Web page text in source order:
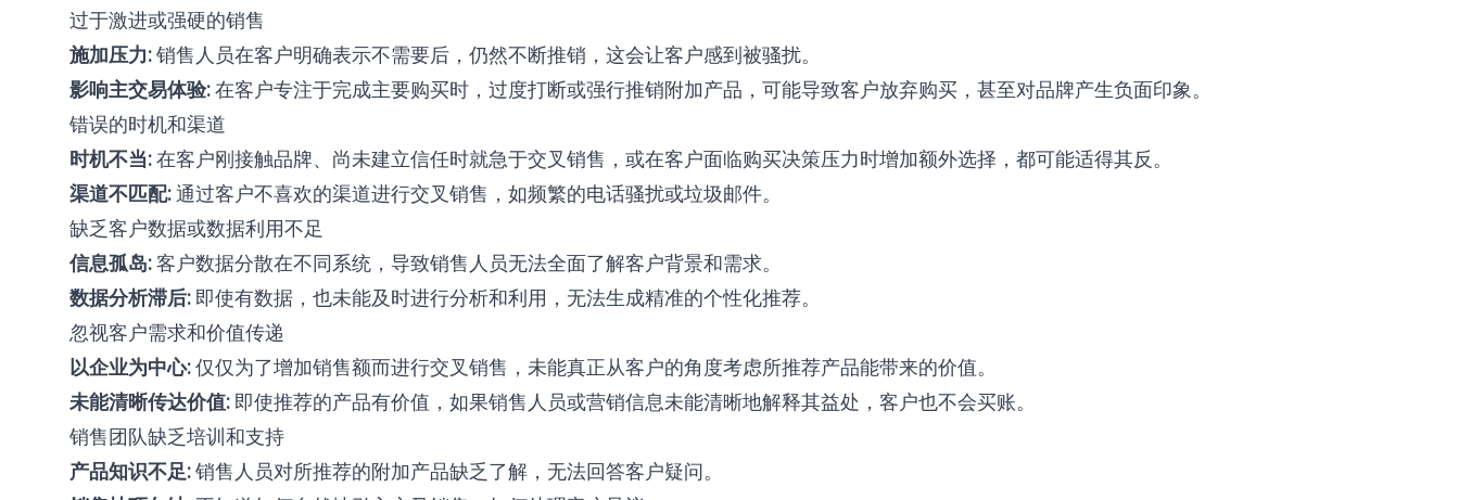
过于激进或强硬的销售
施加压力:销售人员在客户明确表示不需要后，仍然不断推销，这会让客户感到被骚扰。
影响主交易体验:在客户专注于完成主要购买时，过度打断或强行推销附加产品，可能导致客户放弃购买，甚至对品牌产生负面印象。
错误的时机和渠道
时机不当:在客户刚接触品牌、尚未建立信任时就急于交叉销售，或在客户面临购买决策压力时增加额外选择，都可能适得其反。
渠道不匹配:通过客户不喜欢的渠道进行交叉销售，如频繁的电话骚扰或垃圾邮件。
缺乏客户数据或数据利用不足
信息孤岛:客户数据分散在不同系统，导致销售人员无法全面了解客户背景和需求。
数据分析滞后:即使有数据，也未能及时进行分析和利用，无法生成精准的个性化推荐。
忽视客户需求和价值传递
以企业为中心:仅仅为了增加销售额而进行交叉销售，未能真正从客户的角度考虑所推荐产品能带来的价值。
未能清晰传达价值:即使推荐的产品有价值，如果销售人员或营销信息未能清晰地解释其益处，客户也不会买账。
销售团队缺乏培训和支持
产品知识不足:销售人员对所推荐的附加产品缺乏了解，无法回答客户疑问。